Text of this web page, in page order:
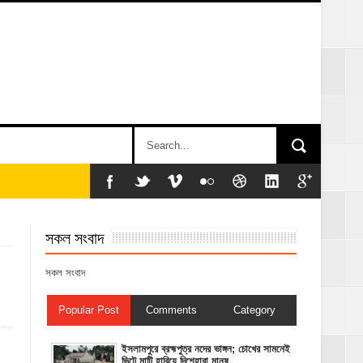
সকল সংবাদ
সকল সংবাদ
Popular Post Comments Category
ইসলামপুরে ব্রহ্মপুত্র নদের ভাঙ্গন; চোখের সামনেই